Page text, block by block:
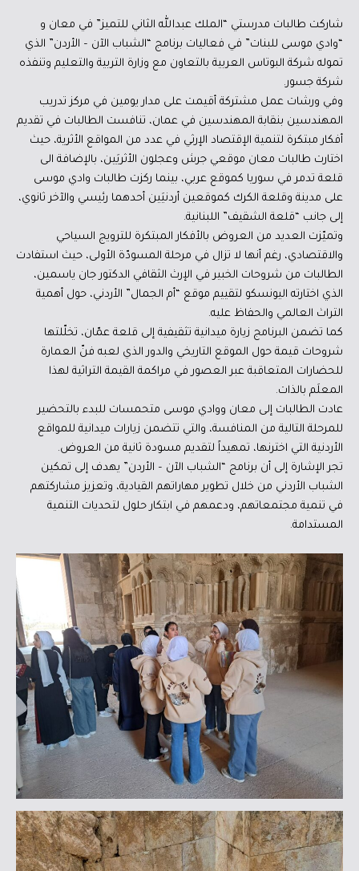
شاركت طالبات مدرستي “الملك عبدالله الثاني للتميز” في معان و
“وادي موسى للبنات” في فعاليات برنامج “الشباب الآن – الأردن” الذي
تموله شركة البوتاس العربية بالتعاون مع وزارة التربية والتعليم وتنفذه
شركة جسور.
وفي ورشات عمل مشتركة أقيمت على مدار يومين في مركز تدريب
المهندسين بنقابة المهندسين في عمان، تنافست الطالبات في تقديم
أفكار مبتكرة لتنمية الإقتصاد الإرثي في عدد من المواقع الأثرية، حيث
اختارت طالبات معان موقعي جرش وعجلون الأثريَين، بالإضافة الى
قلعة تدمر في سوريا كموقع عربي، بينما ركزت طالبات وادي موسى
على مدينة وقلعة الكرك كموقعين أردنيَين أحدهما رئيسي والآخر ثانوي،
إلى جانب “قلعة الشقيف” اللبنانية.
وتميّزت العديد من العروض بالأفكار المبتكرة للترويج السياحي
والاقتصادي، رغم أنها لا تزال في مرحلة المسودّة الأولى، حيث استفادت
الطالبات من شروحات الخبير في الإرث الثقافي الدكتور جان ياسمين،
الذي اختارته اليونسكو لتقييم موقع “أم الجمال” الأردني، حول أهمية
التراث العالمي والحفاظ عليه.
كما تضمن البرنامج زيارة ميدانية تثقيفية إلى قلعة عمّان، تخلّلتها
شروحات قيمة حول الموقع التاريخي والدور الذي لعبه فنّ العمارة
للحضارات المتعاقبة عبر العصور في مراكمة القيمة التراثية لهذا
المعلَم بالذات.
عادت الطالبات إلى معان ووادي موسى متحمسات للبدء بالتحضير
للمرحلة التالية من المنافسة، والتي تتضمن زيارات ميدانية للمواقع
الأردنية التي اخترنها، تمهيداً لتقديم مسودة ثانية من العروض.
تجر الإشارة إلى أن برنامج “الشباب الآن – الأردن” يهدف إلى تمكين
الشباب الأردني من خلال تطوير مهاراتهم القيادية، وتعزيز مشاركتهم
في تنمية مجتمعاتهم، ودعمهم في ابتكار حلول لتحديات التنمية
المستدامة.